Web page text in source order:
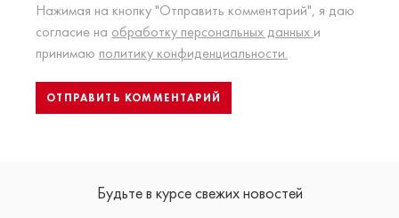
Нажимая на кнопку "Отправить комментарий", я даю
согласие на обработку персональных данных и
принимаю политику конфиденциальности.
Будьте в курсе свежих новостей